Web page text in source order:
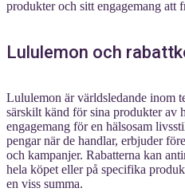
produkter och sitt engagemang att
Lululemon och
Lululemon är världsledande inom
särskilt känd för sina produkter av
engagemang för en hälsosam
pengar när de handlar, erbjuder
och kampanjer. Rabatterna kan
hela köpet eller på specifika
en viss summa.